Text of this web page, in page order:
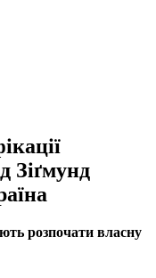
Зіґмунд
розпочати власну